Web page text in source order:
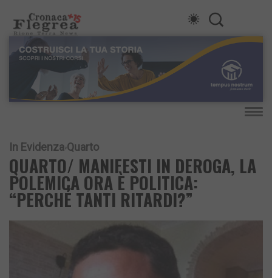
In Evidenza Quarto
QUARTO/ MANIFESTI IN DEROGA, LA
POLEMICA ORA È POLITICA:
“PERCHÉ TANTI RITARDI?”